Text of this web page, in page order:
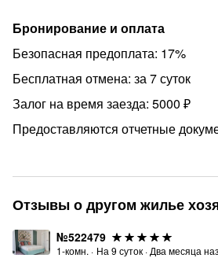
множеством классных детских
оценят тоже Рядом с комплексом
ТРАНСПОРТНАЯ ДОСТУПНОСТЬ
в 10 минутах пешком станция
станции метро до Невского
Восстания (Московский вокзал)
(Кольцевая автомобильная
путешествующих на личном
возможность оставить свой
гостевых парковочных мест рядом
Бронирование и оплата
Безопасная предоплата: 17%
Бесплатная отмена: за 7 суток
Залог на время заезда: 5000 ₽
Предоставляются отчетные
Отзывы о другом жилье
№522479
1-комн. · На 9 суток · Два месяца